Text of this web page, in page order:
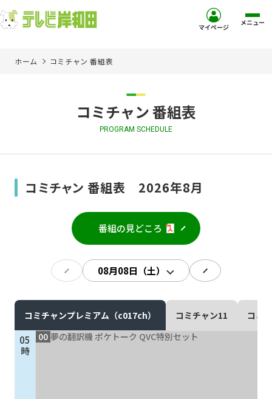
ご加入を検討中の方
現在ご利用中の方
マイページ メニュー
ホーム コミチャン 番組表
コミチャン 番組表
PROGRAM SCHEDULE
コミチャン 番組表 2026年8月
番組の見どころ
コミチャンプレミアム（c017ch） コミチャン11 コミ
05
時
00 夢の翻訳機 ポケトーク QVC特別セット